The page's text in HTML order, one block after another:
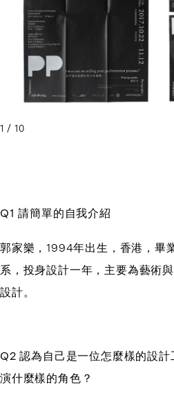
1 / 10
Q1 請簡單的自我介紹
郭家樂，1994年出生，香港，畢
系，投身設計一年，主要為藝術
設計。
Q2 認為自己是一位怎麼樣的設
演什麼樣的角色？